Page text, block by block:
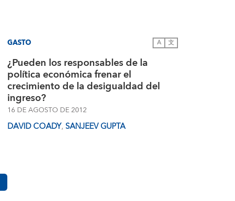
GASTO A 文
¿Pueden los responsables de la
política económica frenar el
crecimiento de la desigualdad del
ingreso?
16 DE AGOSTO DE 2012
DAVID COADY, SANJEEV GUPTA